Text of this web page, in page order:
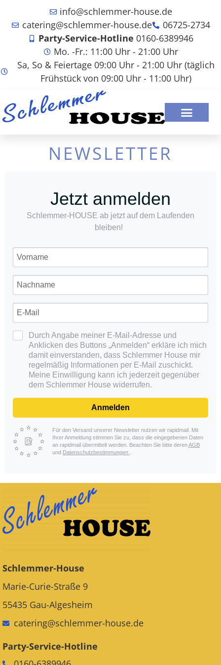
info@schlemmer-house.de
catering@schlemmer-house.de
06725-2734
Party-Service-Hotline 0160-6389946
Mo. -Fr.: 11:00 Uhr - 21:00 Uhr
Sa, So & Feiertage 09:00 Uhr - 21:00 Uhr (täglich
Frühstück von 09:00 Uhr - 11:00 Uhr)
NEWSLETTER
Jetzt anmelden
Schlemmer-HOUSE ab jetzt auf dem Laufenden
bleiben!
Durch Angabe meiner E-Mail-Adresse und
Anklicken des Buttons „Anmelden“ erkläre ich mich
damit einverstanden, dass Schlemmer House mir
regelmäßig Informationen per E-Mail zuschickt.
Meine Einwilligung kann ich jederzeit gegenüber
dem Schlemmer House widerrufen.
Anmelden
Für den Versand unserer Newsletter nutzen wir rapidmail. Mit
Ihrer Anmeldung stimmen Sie zu, dass die eingegebenen Daten
an rapidmail übermittelt werden. Beachten Sie bitte derenAGB
und Datenschutzbestimmungen
Schlemmer-House
Marie-Curie-Straße 9
55435 Gau-Algesheim
catering@schlemmer-house.de
Party-Service-Hotline